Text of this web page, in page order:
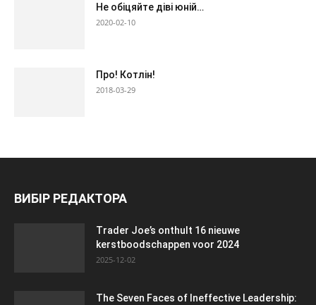
Не обіцяйте діві юній…
2020-02-10
Про! Котлін!
2018-03-29
ВИБІР РЕДАКТОРА
Trader Joe’s onthult 16 nieuwe
kerstboodschappen voor 2024
2025-12-02
The Seven Faces of Ineffective Leadership: